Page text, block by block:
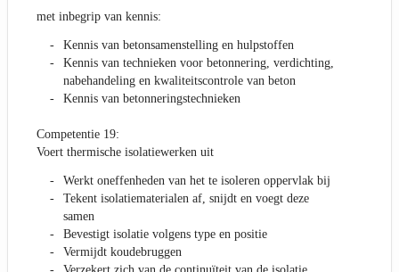
met inbegrip van kennis:
Kennis van betonsamenstelling en hulpstoffen
Kennis van technieken voor betonnering, verdichting,
nabehandeling en kwaliteitscontrole van beton
Kennis van betonneringstechnieken
Competentie 19:
Voert thermische isolatiewerken uit
Werkt oneffenheden van het te isoleren oppervlak bij
Tekent isolatiematerialen af, snijdt en voegt deze
samen
Bevestigt isolatie volgens type en positie
Vermijdt koudebruggen